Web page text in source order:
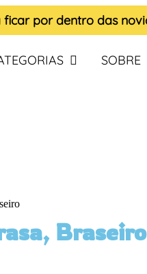
ficar por dentro das
SOBRE
Braseiro